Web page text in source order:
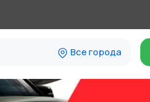
Все города